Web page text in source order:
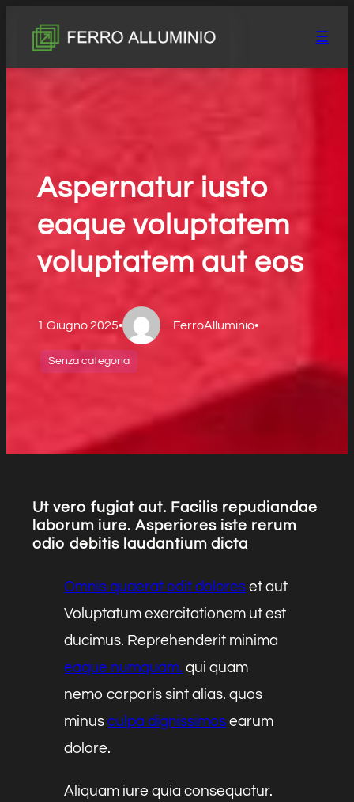
contenuto
navigazione
contenuto
☰
Aspernatur iusto
eaque voluptatem
voluptatem aut eos
1 Giugno 2025• FerroAlluminio•
Senza categoria
Ut vero fugiat aut. Facilis repudiandae
laborum iure. Asperiores iste rerum
odio debitis laudantium dicta
Omnis quaerat odit dolores et aut
Voluptatum exercitationem ut est
ducimus. Reprehenderit minima
eaque numquam. qui quam
nemo corporis sint alias. quos
minusculpa dignissimos earum
dolore.
Aliquam iure quia consequatur.